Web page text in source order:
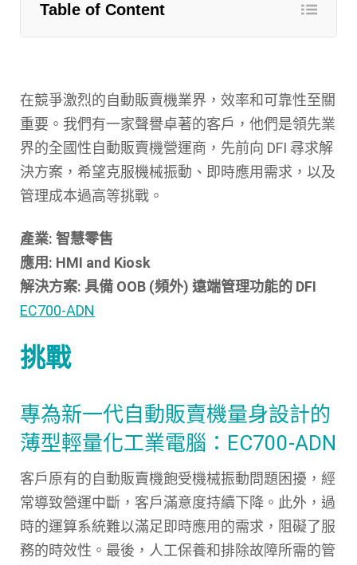
Table of Content
在競爭激烈的自動販賣機業界，效率和可靠性至關
重要。我們有一家聲譽卓著的客戶，他們是領先業
界的全國性自動販賣機營運商，先前向 DFI 尋求解
決方案，希望克服機械振動、即時應用需求，以及
管理成本過高等挑戰。
產業: 智慧零售
應用: HMI and Kiosk
解決方案: 具備 OOB (頻外) 遠端管理功能的 DFI
EC700-ADN
挑戰
專為新一代自動販賣機量身設計的
薄型輕量化工業電腦：EC700-ADN
客戶原有的自動販賣機飽受機械振動問題困擾，經
常導致營運中斷，客戶滿意度持續下降。此外，過
時的運算系統難以滿足即時應用的需求，阻礙了服
務的時效性。最後，人工保養和排除故障所需的管